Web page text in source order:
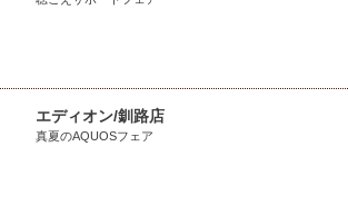
エディオン/釧路店
真夏のAQUOSフェア